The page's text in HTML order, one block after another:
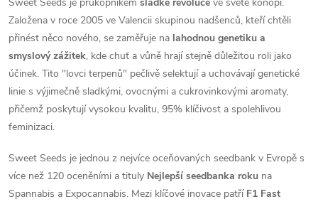
Založena v roce 2005 ve Valencii skupinou nadšenců, kteří chtěli
přinést něco nového, se zaměřuje na lahodnou genetiku a
smyslový zážitek, kde chuť a vůně hrají stejně důležitou roli jako
účinek. Tito "lovci terpenů" pečlivě selektují a uchovávají genetické
linie s výjimečně sladkými, ovocnými a cukrovinkovými aromaty,
přičemž poskytují vysokou kvalitu, 95% klíčivost a spolehlivou
feminizaci.
Sweet Seeds je jednou z nejvíce oceňovaných seedbank v Evropě s
více než 120 oceněními a tituly Nejlepší seedbanka roku na
Spannabis a Expocannabis. Mezi klíčové inovace patří F1 Fast